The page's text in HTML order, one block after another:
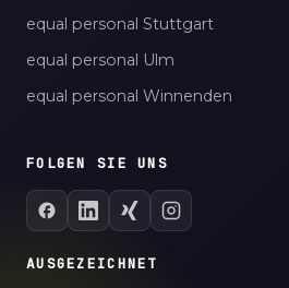
equal personal Stuttgart
equal personal Ulm
equal personal Winnenden
FOLGEN SIE UNS
AUSGEZEICHNET